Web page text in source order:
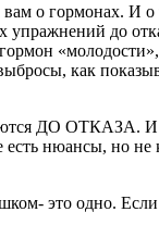
о гормонах. И
до
как
ДО ОТКАЗА.
есть нюансы, но
это одно.